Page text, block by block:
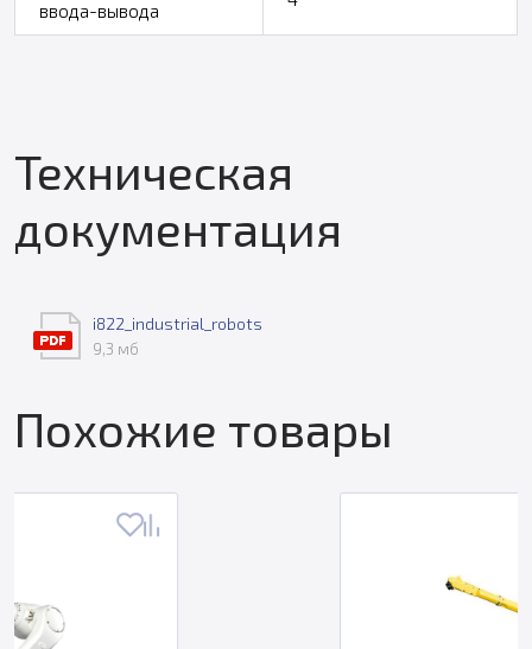
ввода-вывода
Техническая
документация
i822_industrial_robots
9,3 мб
Похожие товары